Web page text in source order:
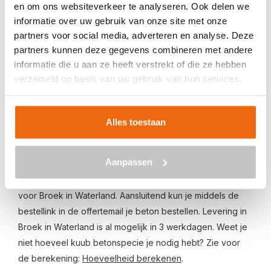
en om ons websiteverkeer te analyseren. Ook delen we
informatie over uw gebruik van onze site met onze
partners voor social media, adverteren en analyse. Deze
partners kunnen deze gegevens combineren met andere
informatie die u aan ze heeft verstrekt of die ze hebben
verzameld op basis van uw gebruik van hun services.
Alles toestaan
Aanpassen
BETON BESTELLEN IN BROEK IN
WATERLAND
Ben je op zoek naar een leverancier bij jou in de buurt die
goedkoop beton kan storten in Broek in Waterland? Dan
ben je bij ons aan het juiste adres. Wij bezorgen kant-en-
Beton in Broek in Waterland bestellen is eenvoudig: vraag
benodigde aantal m3, het type beton, de optionele keuze
voor een betonpomp en je e-mailadres in en ontvang
binnen enkele seconden een gerichte prijs per e-mail
voor Broek in Waterland. Aansluitend kun je middels de
bestellink in de offertemail je beton bestellen. Levering in
Broek in Waterland is al mogelijk in 3 werkdagen. Weet je
niet hoeveel kuub betonspecie je nodig hebt? Zie voor
de berekening: Hoeveelheid berekenen.